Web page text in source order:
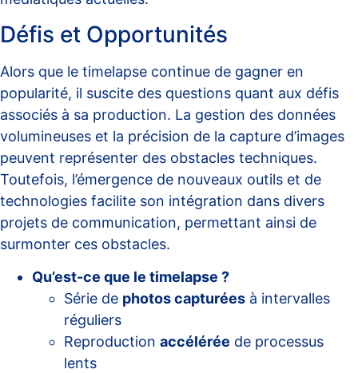
Défis et Opportunités
Alors que le timelapse continue de gagner en
popularité, il suscite des questions quant aux défis
associés à sa production. La gestion des données
volumineuses et la précision de la capture d’images
peuvent représenter des obstacles techniques.
Toutefois, l’émergence de nouveaux outils et de
technologies facilite son intégration dans divers
projets de communication, permettant ainsi de
surmonter ces obstacles.
Qu’est-ce que le timelapse ?
Série de photos capturées à intervalles
réguliers
Reproduction accélérée de processus
lents